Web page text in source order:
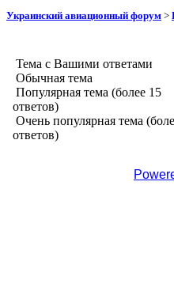
Украинский авиационный форум >
Тема с Вашими ответами
Обычная тема
Популярная тема (более 15
ответов)
Очень популярная тема
ответов)